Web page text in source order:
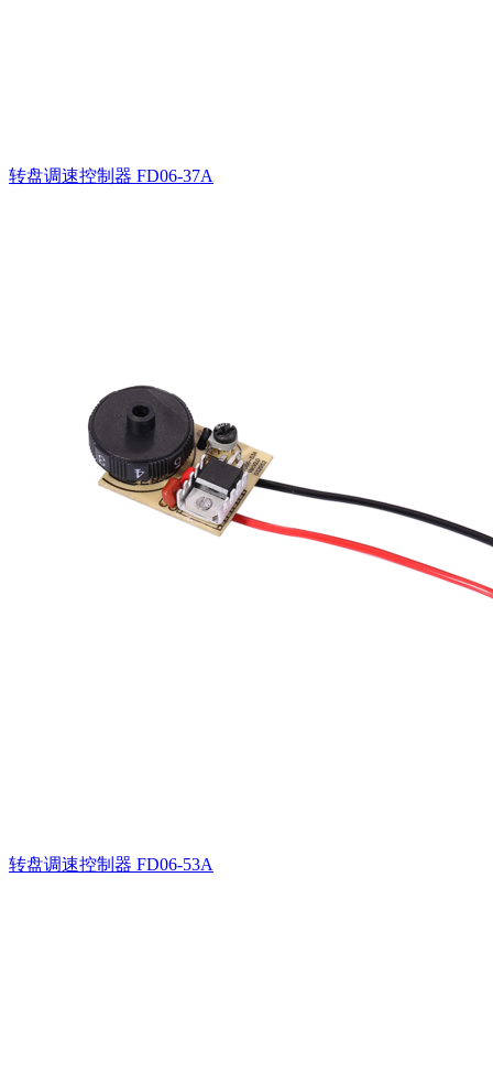
转盘调速控制器 FD06-37A
转盘调速控制器 FD06-53A